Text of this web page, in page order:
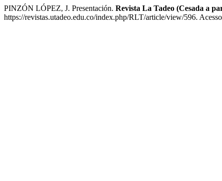
PINZÓN LÓPEZ, J. Presentación. Revista La Tadeo (Cesada a
https://revistas.utadeo.edu.co/index.php/RLT/article/view/596.